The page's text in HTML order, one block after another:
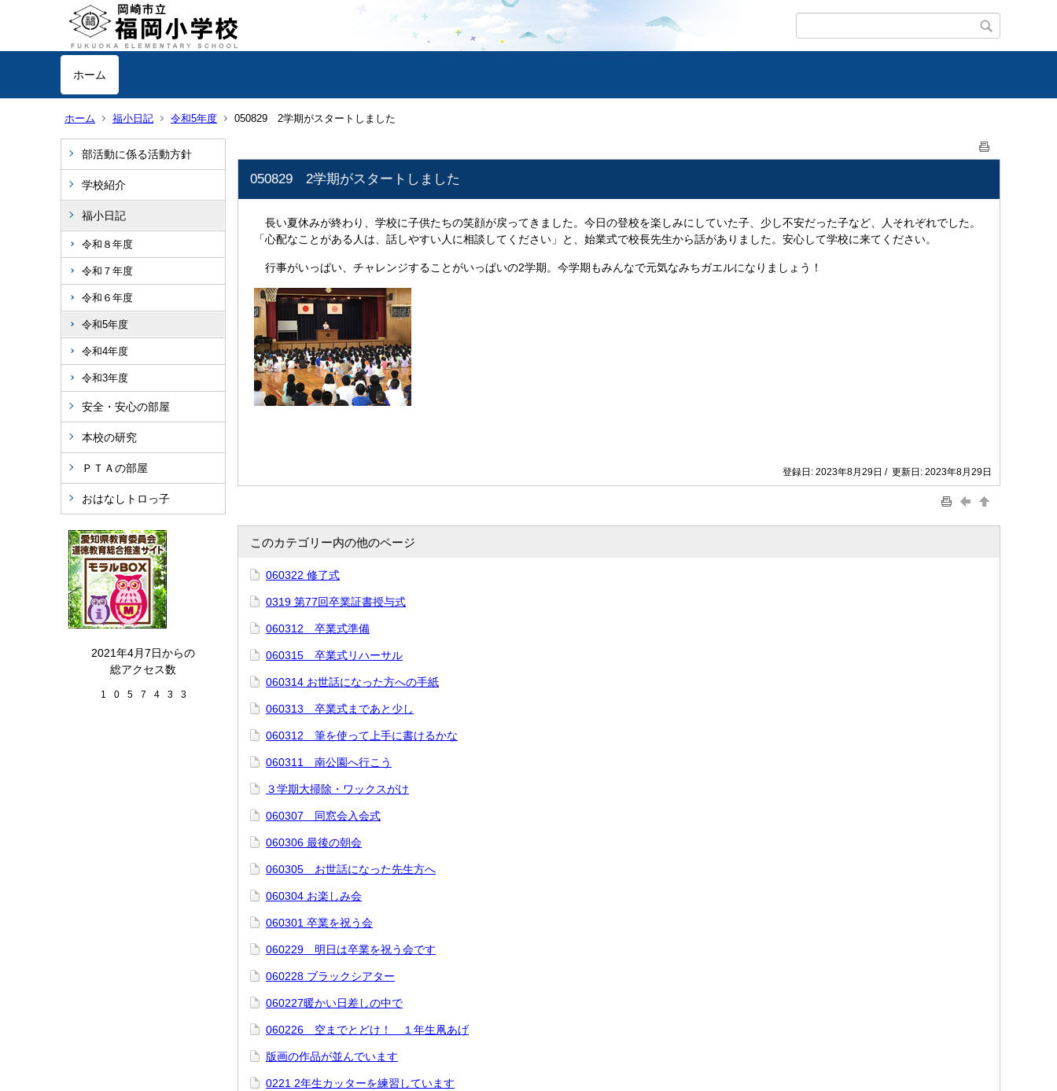
ホーム
ホーム 福小日記 令和5年度 050829 2学期がスタートしました
部活動に係る活動方針
学校紹介
福小日記
令和８年度
令和７年度
令和６年度
令和5年度
令和4年度
令和3年度
安全・安心の部屋
本校の研究
ＰＴＡの部屋
おはなしトロっ子
2021年4月7日からの
総アクセス数
1 0 5 7 4 3 3
050829 2学期がスタートしました
長い夏休みが終わり、学校に子供たちの笑顔が戻ってきました。今日の登校を楽しみにしていた子、少し不安だった子など、人それぞれでした。
「心配なことがある人は、話しやすい人に相談してください」と、始業式で校長先生から話がありました。安心して学校に来てください。
行事がいっぱい、チャレンジすることがいっぱいの2学期。今学期もみんなで元気なみちガエルになりましょう！
登録日: 2023年8月29日 / 更新日: 2023年8月29日
このカテゴリー内の他のページ
060322 修了式
0319 第77回卒業証書授与式
060312 卒業式準備
060315 卒業式リハーサル
060314 お世話になった方への手紙
060313 卒業式まであと少し
060312 筆を使って上手に書けるかな
060311 南公園へ行こう
３学期大掃除・ワックスがけ
060307 同窓会入会式
060306 最後の朝会
060305 お世話になった先生方へ
060304 お楽しみ会
060301 卒業を祝う会
060229 明日は卒業を祝う会です
060228 ブラックシアター
060227暖かい日差しの中で
060226 空までとどけ！ １年生凧あげ
版画の作品が並んでいます
0221 2年生カッターを練習しています